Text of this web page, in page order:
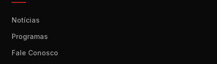
Notícias
Programas
Fale Conosco